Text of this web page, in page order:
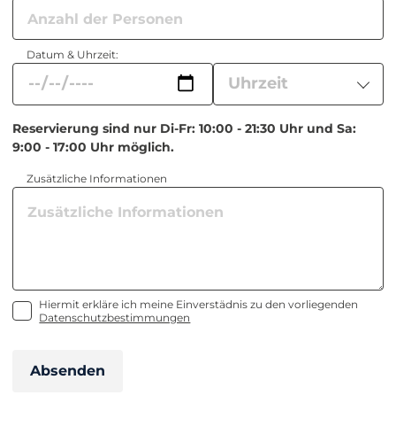
Datum & Uhrzeit:
Reservierung sind nur Di-Fr: 10:00 - 21:30 Uhr und Sa:
9:00 - 17:00 Uhr möglich.
Zusätzliche Informationen
Hiermit erkläre ich meine Einverstädnis zu den vorliegenden
Datenschutzbestimmungen
Absenden